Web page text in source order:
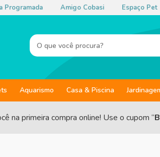
Programada Amigo Cobasi Espaço Pet
Aquarismo Casa & Piscina
na primeira compra online! Use o cupom “